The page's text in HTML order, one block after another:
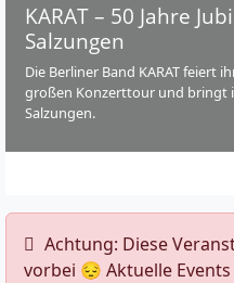
KARAT – 50 Jahre
Salzungen
Die Berliner Band KARAT feiert
großen Konzerttour und bringt
Salzungen.
Achtung: Diese
vorbei 😔 Aktuelle